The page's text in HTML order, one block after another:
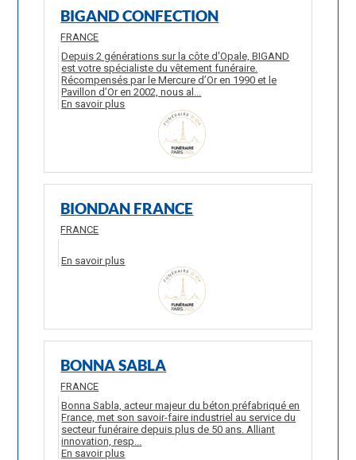
BIGAND CONFECTION
FRANCE
Depuis 2 générations sur la côte d'Opale, BIGAND
est votre spécialiste du vêtement funéraire.
Récompensés par le Mercure d’Or en 1990 et le
Pavillon d’Or en 2002, nous al...
En savoir plus
BIONDAN FRANCE
FRANCE
En savoir plus
BONNA SABLA
FRANCE
Bonna Sabla, acteur majeur du béton préfabriqué en
France, met son savoir-faire industriel au service du
secteur funéraire depuis plus de 50 ans. Alliant
innovation, resp...
En savoir plus